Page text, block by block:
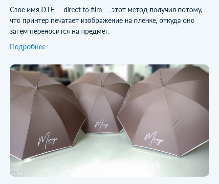
Свое имя DTF — direct to film — этот метод получил потому,
что принтер печатает изображение на пленке, откуда оно
затем переносится на предмет.
Подробнее